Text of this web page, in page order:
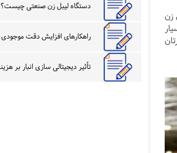
زن
دستگاه لیبل زن صنعتی چیست؟